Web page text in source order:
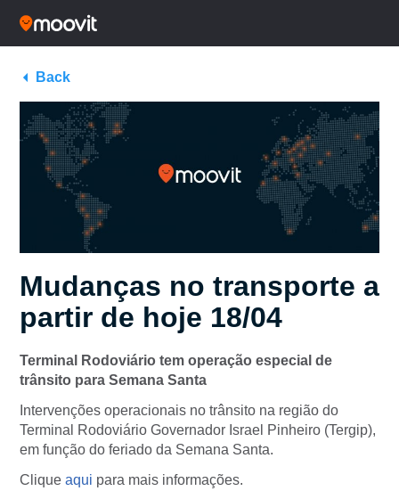
Back
Mudanças no transporte a
partir de hoje 18/04
Terminal Rodoviário tem operação especial de
trânsito para Semana Santa
Intervenções operacionais no trânsito na região do
Terminal Rodoviário Governador Israel Pinheiro (Tergip),
em função do feriado da Semana Santa.
Clique aqui para mais informações.